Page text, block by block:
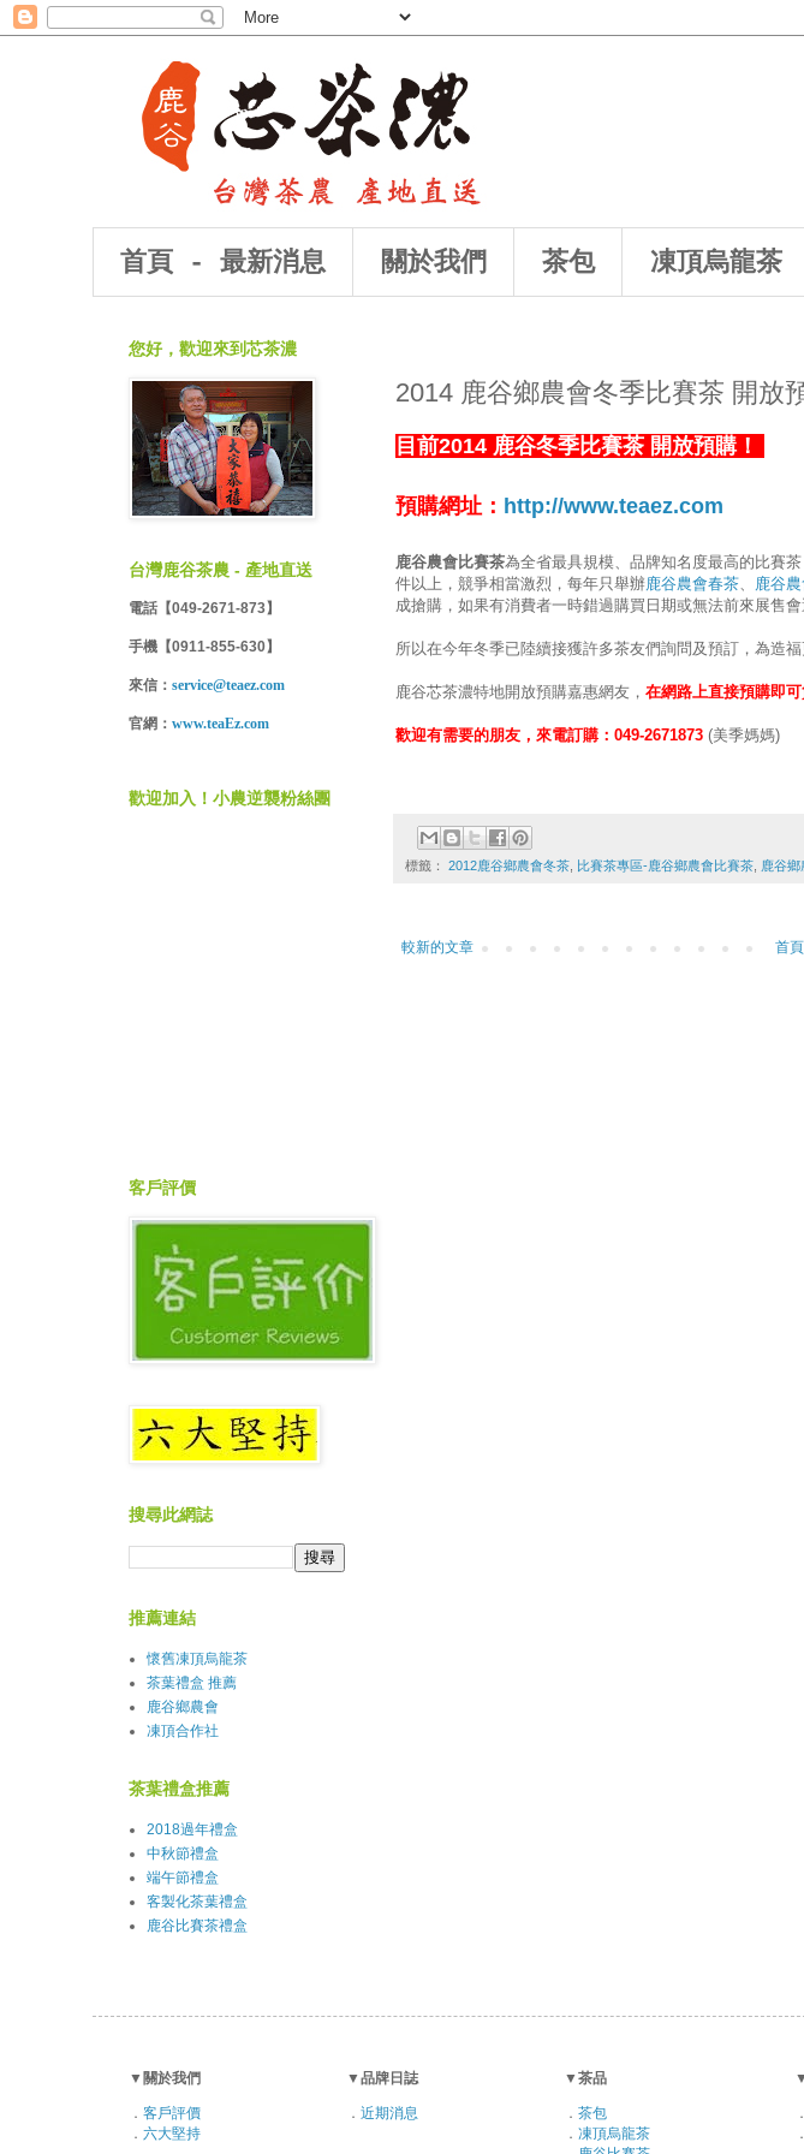
首頁 - 最新消息 關於我們 茶包 凍頂烏龍茶
2014 鹿谷鄉農會冬季比賽茶 開放
目前2014 鹿谷冬季比賽茶 開放預購！
預購網址： http://www.teaez.com
鹿谷農會比賽茶為全省最具規模、品牌知名度最高的比賽
件以上，競爭相當激烈，每年只舉辦鹿谷農會春茶 鹿谷
成搶購，如果有消費者一時錯過購買日期或無法前來展售
所以在今年冬季已陸續接獲許多茶友們詢問及預訂，為造
鹿谷芯茶濃特地開放預購嘉惠網友， 在網路上直接預購即
歡迎有需要的朋友，來電訂購：049-2671873 (美季媽媽)
標籤： 2012鹿谷鄉農會冬茶 比賽茶專區-鹿谷鄉農會比賽茶 鹿谷鄉
較新的文章 首頁
您好，歡迎來到芯茶濃
台灣鹿谷茶農 - 產地直送
電話【049-2671-873】
手機【0911-855-630】
來信： service@teaez.com
官網： www.teaEz.com
歡迎加入！小農逆襲粉絲團
客戶評價
搜尋此網誌
推薦連結
懷舊凍頂烏龍茶
茶葉禮盒 推薦
鹿谷鄉農會
凍頂合作社
茶葉禮盒推薦
2018過年禮盒
中秋節禮盒
端午節禮盒
客製化茶葉禮盒
鹿谷比賽茶禮盒
▼ 關於我們 ▼品牌日誌 ▼茶品
． 客戶評價 ． 近期消息 ． 茶包 ．
． 六大堅持 ． 凍頂烏龍茶 ．